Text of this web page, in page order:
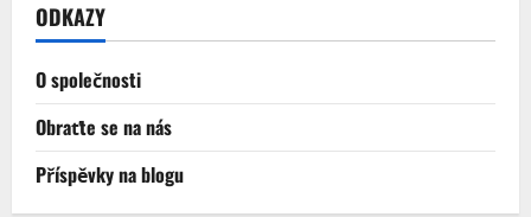
ODKAZY
O společnosti
Obraťte se na nás
Příspěvky na blogu